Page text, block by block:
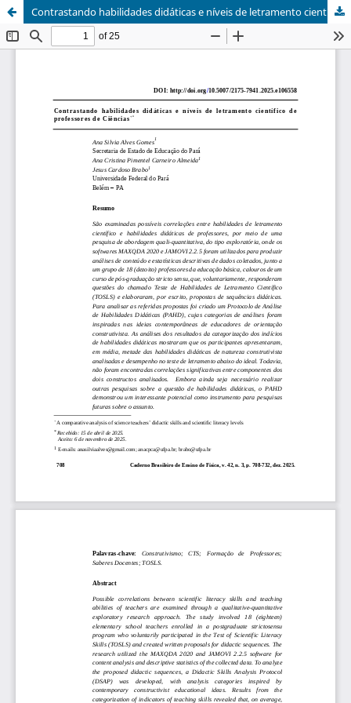
Contrastando habilidades didáticas e níveis de letramento científico de professores de Ciências